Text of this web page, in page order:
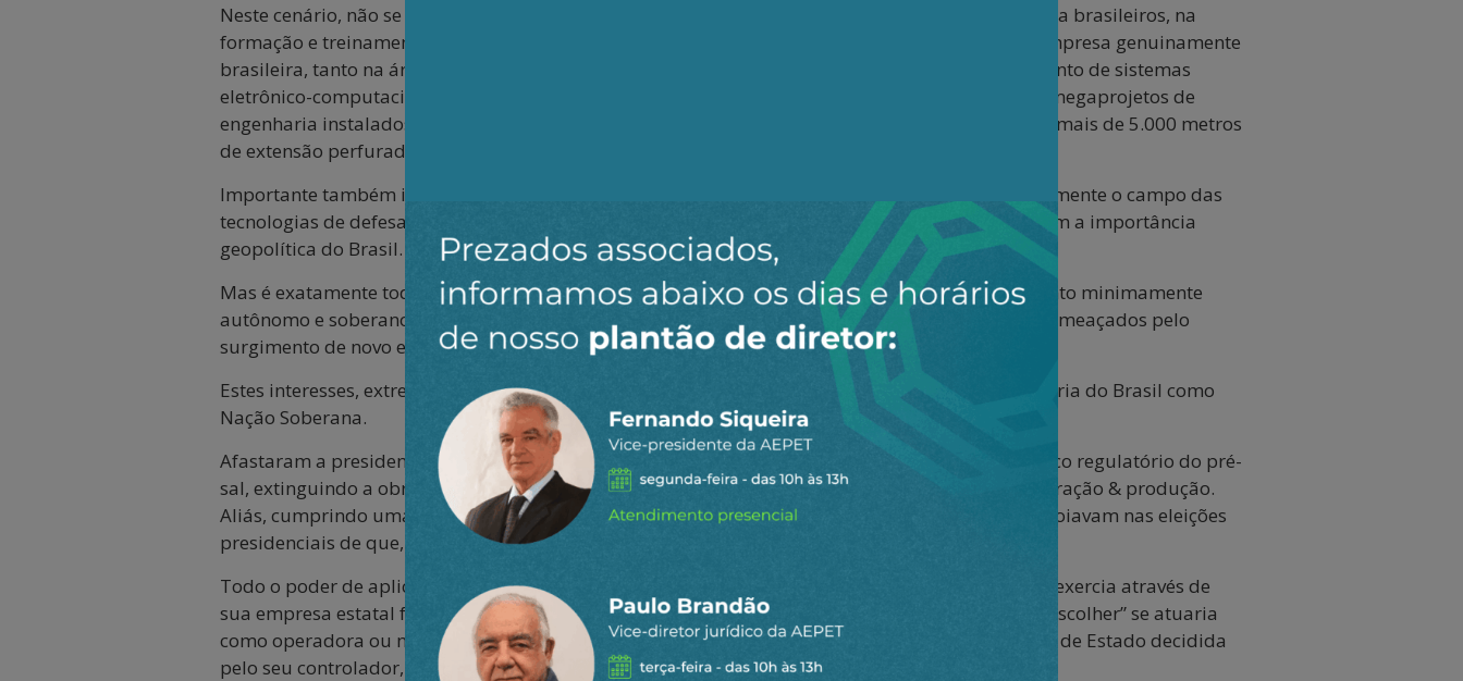
Neste cenário, não se prescinde de uma total integração com a universidade e centros de pesquisa brasileiros, na
formação e treinamento de pessoal especializado, de elevada qualificação, assim como com a empresa genuinamente
brasileira, tanto na área de materiais e equipamentos especiais quanto na área do desenvolvimento de sistemas
eletrônico-computacionais muito avançados, largamente exigidos pelo offshore ultraprofundo (megaprojetos de
engenharia instalados em lâmina d’água maior que 2.000m, com poços produtores especiais de mais de 5.000 metros
de extensão perfurada pela broca).
Importante também informar que este conjunto de conhecimentos de toda ordem engloba igualmente o campo das
tecnologias de defesa, chamadas de “sensíveis” e absolutamente indispensáveis para um país com a importância
geopolítica do Brasil.
Mas é exatamente toda esta imensa oportunidade que o pré-sal brasileiro traz ao desenvolvimento minimamente
autônomo e soberano de nosso país que despertou a preocupação de interesses que se sentem ameaçados pelo
surgimento de novo e importante membro protagonista no palco geopolítico mundial.
Estes interesses, extremamente poderosos, se mobilizaram e modificaram radicalmente a trajetória do Brasil como
Nação Soberana.
Afastaram a presidenta da República e imediatamente investiram contra o ponto central do marco regulatório do pré-
sal, extinguindo a obrigatoriedade de a Petrobrás ser a operadora única das atividades de exploração & produção.
Aliás, cumprindo uma promessa do candidato neoliberal aos interesses não brasileiros que o apoiavam nas eleições
presidenciais de que, no final, saiu derrotado em 2013.
Todo o poder de aplicação de uma política desenvolvimentista integral que o governo brasileiro exercia através de
sua empresa estatal foi simplesmente extinto, com a falsa ressalva de que a Petrobrás poderia “escolher” se atuaria
como operadora ou não, como se fosse aceitável que a empresa pudesse contrariar uma decisão de Estado decidida
pelo seu controlador, o próprio governo que usurpou o governo em 2016.